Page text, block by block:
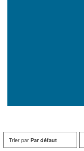
Trier par Par défaut